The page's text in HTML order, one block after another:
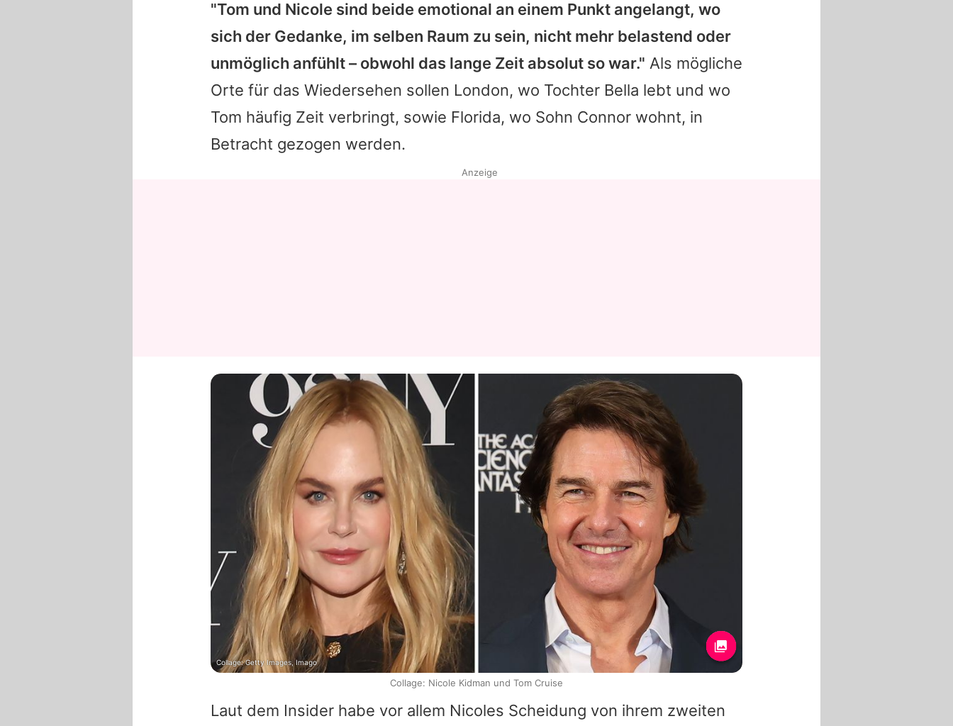
Redaktionelle Richtlinien
Impressum
Datenschutzerklärung
Nutzungsbedingungen
"Tom und Nicole sind beide emotional an einem Punkt angelangt, wo
sich der Gedanke, im selben Raum zu sein, nicht mehr belastend oder
unmöglich anfühlt – obwohl das lange Zeit absolut so war." Als mögliche
Orte für das Wiedersehen sollen London, wo Tochter Bella lebt und wo
Tom häufig Zeit verbringt, sowie Florida, wo Sohn Connor wohnt, in
Betracht gezogen werden.
Laut dem Insider habe vor allem Nicoles Scheidung von ihrem zweiten
Anzeige
Collage: Getty Images, Imago
Collage: Nicole Kidman und Tom Cruise